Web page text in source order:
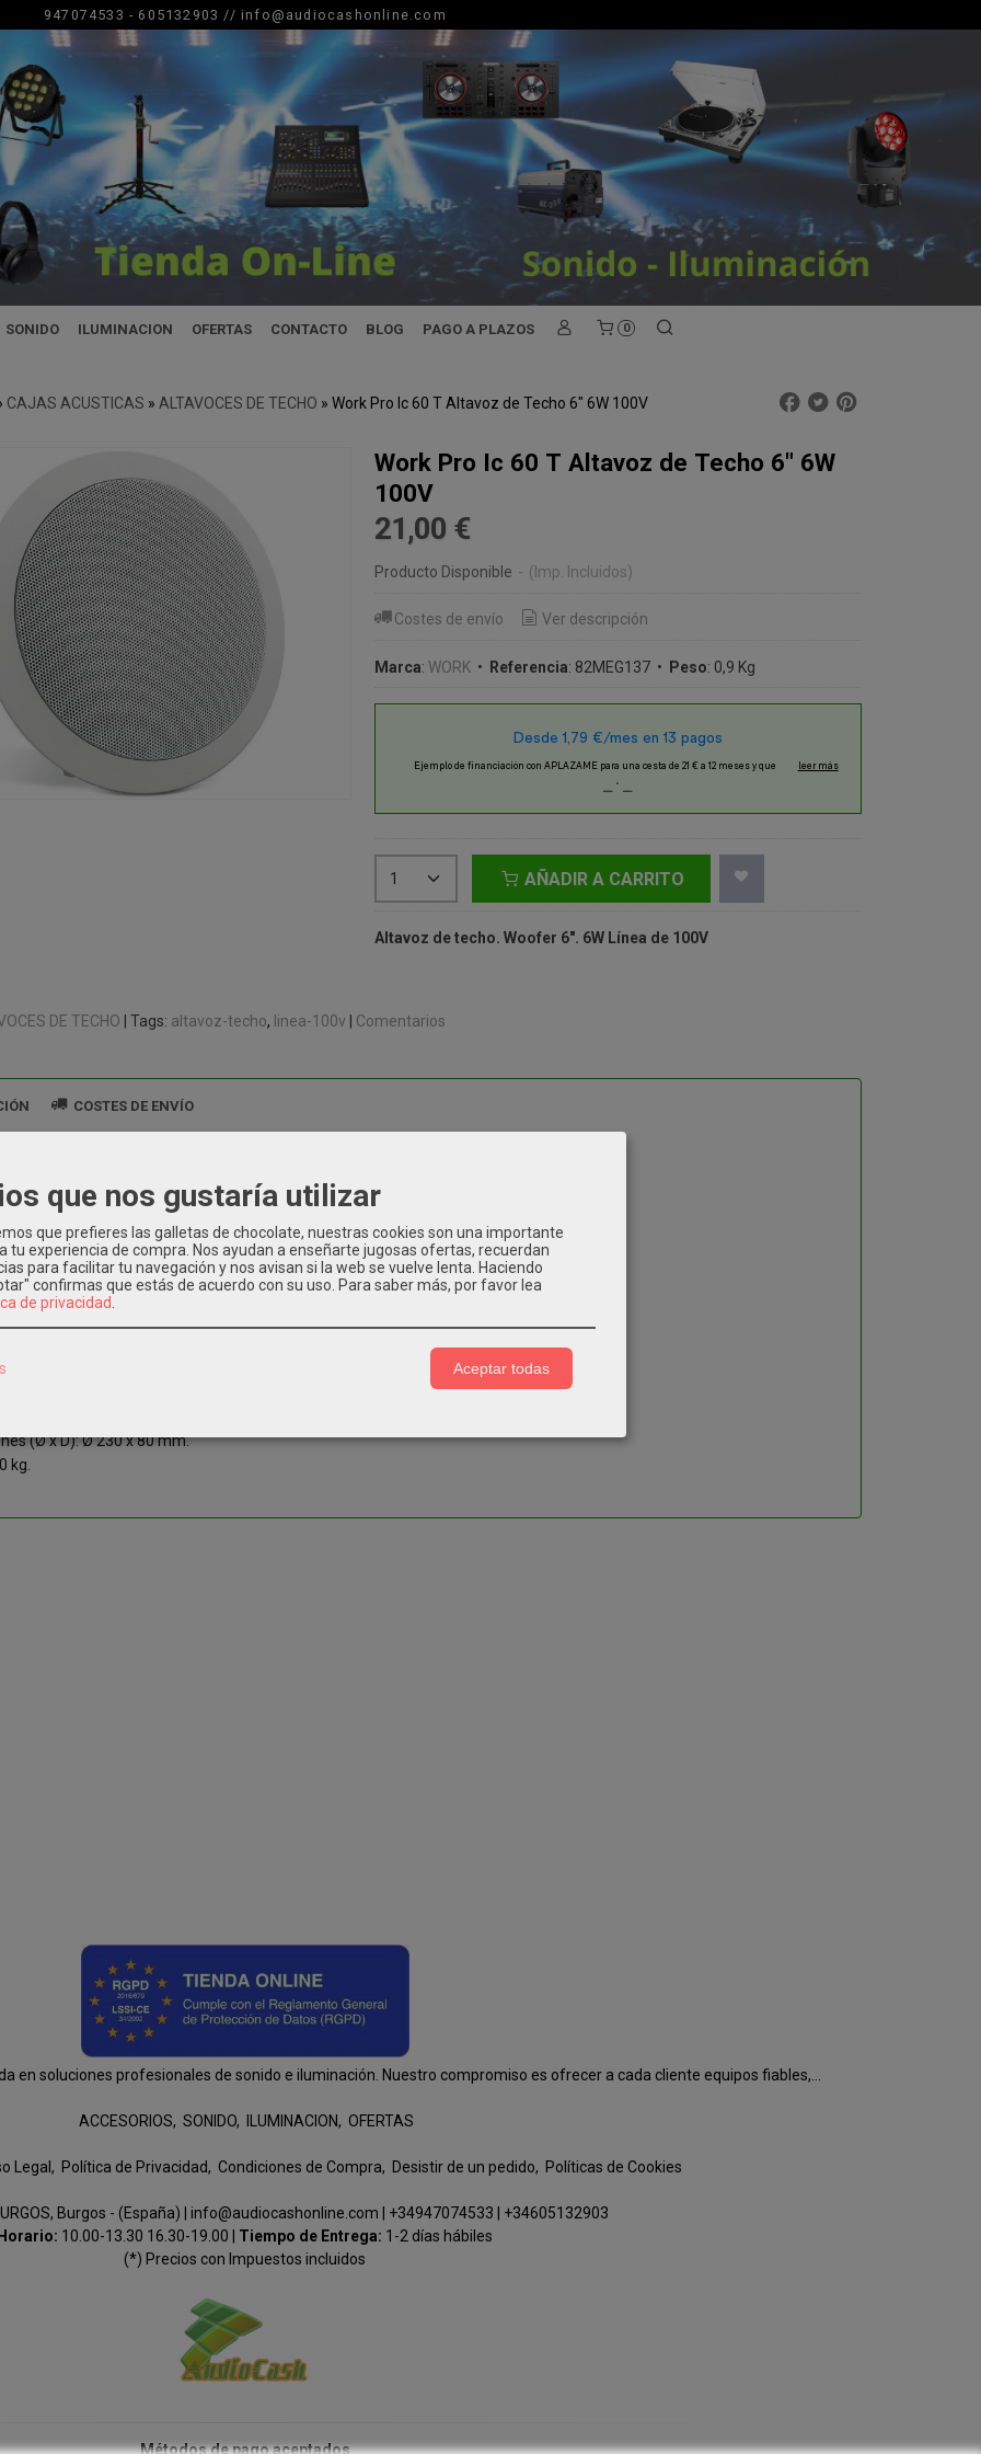
947074533 - 605132903 // info@audiocashonline.com
SONIDO ILUMINACION OFERTAS CONTACTO BLOG PAGO A PLAZOS 0
CAJAS ACUSTICAS » ALTAVOCES DE TECHO » Work Pro Ic 60 T Altavoz de Techo 6" 6W 100V
Work Pro Ic 60 T Altavoz de Techo 6" 6W
100V
21,00 €
Producto Disponible - (Imp. Incluidos)
Costes de envío Ver descripción
Marca: WORK• Referencia: 82MEG137 • Peso: 0,9 Kg
AÑADIR A CARRITO
Altavoz de techo. Woofer 6". 6W Línea de 100V
DE TECHO Tags: altavoz-techo linea-100v Comentarios
COSTES DE ENVÍO
de potencia (Linea 100 V): 6 W (1k6 ohm) / 3 W ( 3k3 ohm).
potencia (Linea 70 V): 3 W (1k6 ohm) / 1.5 W ( 3k2 ohm).
de frecuencia: 110 Hz - 18 kHz.
(1W/1m): 88 dB.
Plástico ABS.
(Ø x D): Ø 230 x 80 mm.
kg.
en soluciones profesionales de sonido e iluminación. Nuestro compromiso es ofrecer a cada cliente equipos fiables,...
ACCESORIOS SONIDO ILUMINACION OFERTAS
Legal Política de Privacidad Condiciones de Compra Desistir de un pedido Políticas de Cookies
Burgos - (España) | info@audiocashonline.com | +34947074533
+34605132903
Horario: 10.00-13.30 16.30-19.00 | Tiempo de Entrega: 1-2 días hábiles
(*) Precios con Impuestos incluidos
Métodos de pago aceptados
que nos gustaría utilizar
que prefieres las galletas de chocolate, nuestras cookies son una importante
tu experiencia de compra. Nos ayudan a enseñarte jugosas ofertas, recuerdan
para facilitar tu navegación y nos avisan si la web se vuelve lenta. Haciendo
confirmas que estás de acuerdo con su uso. Para saber más, por favor lea
de privacidad.
Aceptar todas